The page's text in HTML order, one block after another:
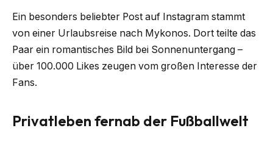
Ein besonders beliebter Post auf Instagram stammt
von einer Urlaubsreise nach Mykonos. Dort teilte das
Paar ein romantisches Bild bei Sonnenuntergang –
über 100.000 Likes zeugen vom großen Interesse der
Fans.
Privatleben fernab der Fußballwelt